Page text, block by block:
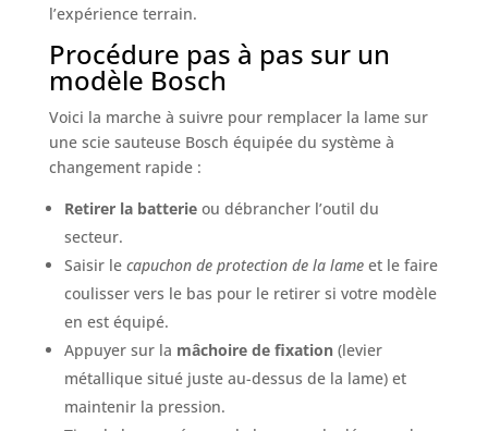
l’expérience terrain.
Procédure pas à pas sur un
modèle Bosch
Voici la marche à suivre pour remplacer la lame sur
une scie sauteuse Bosch équipée du système à
changement rapide :
Retirer la batterieou débrancher l’outil du
secteur.
Saisir le capuchon de protection de la lameet le faire
coulisser vers le bas pour le retirer si votre modèle
en est équipé.
Appuyer sur la mâchoire de fixation(levier
métallique situé juste au-dessus de la lame) et
maintenir la pression.